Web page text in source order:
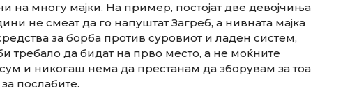
на многу мајки. На пример, постојат две девојчиња
не смеат да го напуштат Загреб, а нивната мајка
за борба против суровиот и ладен систем,
требало да бидат на прво место, а не моќните
и никогаш нема да престанам да зборувам за тоа
послабите.